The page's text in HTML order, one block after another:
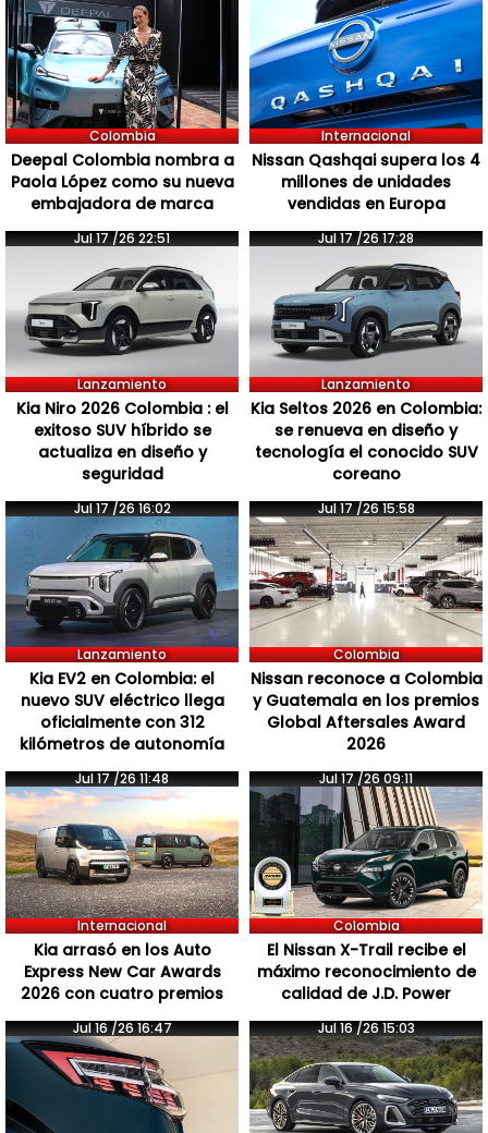
Colombia
Deepal Colombia nombra a
Paola López como su nueva
embajadora de marca
Internacional
Nissan Qashqai supera los 4
millones de unidades
vendidas en Europa
Jul 17 /26 22:51
Lanzamiento
Kia Niro 2026 Colombia : el
exitoso SUV híbrido se
actualiza en diseño y
seguridad
Jul 17 /26 17:28
Lanzamiento
Kia Seltos 2026 en Colombia:
se renueva en diseño y
tecnología el conocido SUV
coreano
Jul 17 /26 16:02
Lanzamiento
Kia EV2 en Colombia: el
nuevo SUV eléctrico llega
oficialmente con 312
kilómetros de autonomía
Jul 17 /26 15:58
Colombia
Nissan reconoce a Colombia
y Guatemala en los premios
Global Aftersales Award
2026
Jul 17 /26 11:48
Internacional
Kia arrasó en los Auto
Express New Car Awards
2026 con cuatro premios
Jul 17 /26 09:11
Colombia
El Nissan X-Trail recibe el
máximo reconocimiento de
calidad de J.D. Power
Jul 16 /26 16:47 Jul 16 /26 15:03